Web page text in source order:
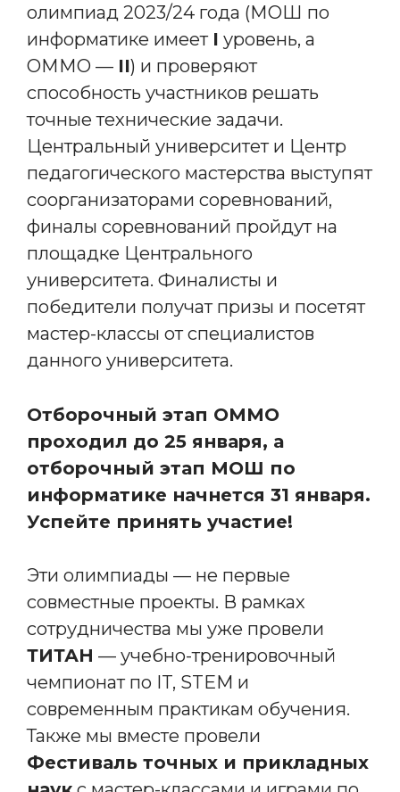
олимпиад 2023/24 года (МОШ по
информатике имеет I уровень, а
ОММО — II) и проверяют
способность участников решать
точные технические задачи.
Центральный университет и Центр
педагогического мастерства выступят
соорганизаторами соревнований,
финалы соревнований пройдут на
площадке Центрального
университета. Финалисты и
победители получат призы и посетят
мастер-классы от специалистов
данного университета.
Отборочный этап ОММО
проходил до 25 января, а
отборочный этап МОШ по
информатике начнется 31 января.
Успейте принять участие!
Эти олимпиады — не первые
совместные проекты. В рамках
сотрудничества мы уже провели
ТИТАН — учебно-тренировочный
чемпионат по IT, STEM и
современным практикам обучения.
Также мы вместе провели
Фестиваль точных и прикладных